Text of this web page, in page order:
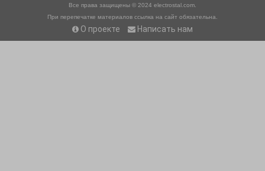
Все права защищены © 2024 electrostal.com.
При перепечатке материалов ссылка на сайт обязательна.
О проекте Написать нам